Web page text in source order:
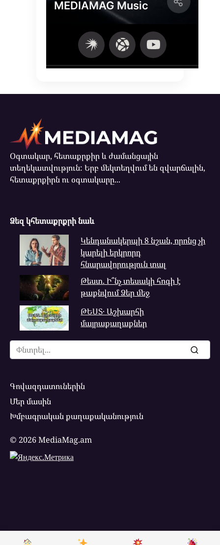
Օգտակար, հետաքրքիր և ժամանցային
տեղեկատվություն: Երբ մեկտեղվում են զվարճալին,
հետաքրքիրն ու օգտակարը...
Ձեզ կհետաքրքրի նաև
Կենդանակերպի 8 նշան, որոնց չի
կարելի երկրորդ
հնարավորություն տալ
Թեստ. Ի՞նչ տեսակի հոգի է
թաքնվում Ձեր մեջ
ԹԵՍՏ․ Աշխարհի
մայրաքաղաքներ
Search
for:
Գովազդատուներին
Մեր մասին
Խմբագրական քաղաքականություն
© 2026 MediaMag.am